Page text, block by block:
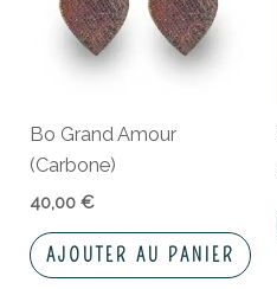
Bo Grand Amour
(Carbone)
40,00€
AJOUTER AU PANIER